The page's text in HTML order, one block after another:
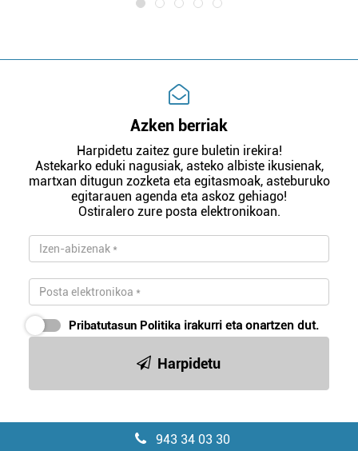
Azken berriak
Harpidetu zaitez gure buletin irekira!
Astekarko eduki nagusiak, asteko albiste ikusienak,
martxan ditugun zozketa eta egitasmoak, asteburuko
egitarauen agenda eta askoz gehiago!
Ostiralero zure posta elektronikoan.
Pribatutasun Politika irakurri eta onartzen dut.
Harpidetu
943 34 03 30